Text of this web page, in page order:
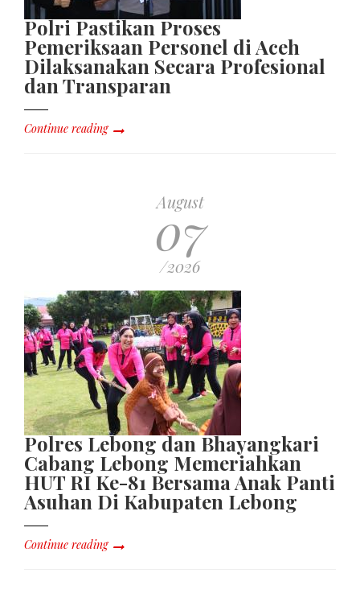
Polri Pastikan Proses
Pemeriksaan Personel di Aceh
Dilaksanakan Secara Profesional
dan Transparan
Continue reading
August
07
/2026
Polres Lebong dan Bhayangkari
Cabang Lebong Memeriahkan
HUT RI Ke-81 Bersama Anak Panti
Asuhan Di Kabupaten Lebong
Continue reading